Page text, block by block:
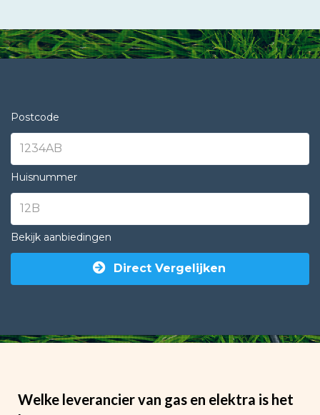
Postcode
Huisnummer
Bekijk aanbiedingen
Direct Vergelijken
Welke leverancier van gas en elektra is het